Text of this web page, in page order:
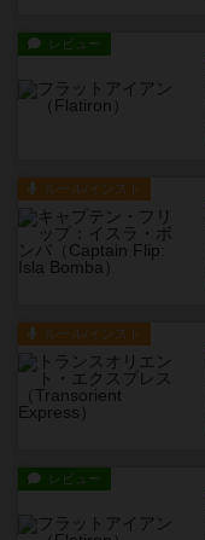
レビュー
ルール/インスト
ルール/インスト
レビュー